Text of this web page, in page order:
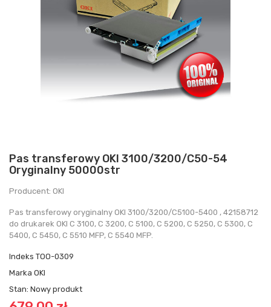
Pas transferowy OKI 3100/3200/C50-54
Oryginalny 50000str
Producent: OKI
Pas transferowy oryginalny OKI 3100/3200/C5100-5400 , 42158712
do drukarek OKI C 3100, C 3200, C 5100, C 5200, C 5250, C 5300, C
5400, C 5450, C 5510 MFP, C 5540 MFP.
Indeks TOO-0309
Marka OKI
Stan: Nowy produkt